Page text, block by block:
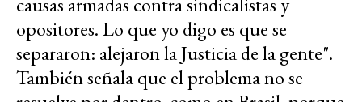
opositores. Lo que yo digo es que se
separaron: alejaron la Justicia de la gente".
También señala que el problema no se